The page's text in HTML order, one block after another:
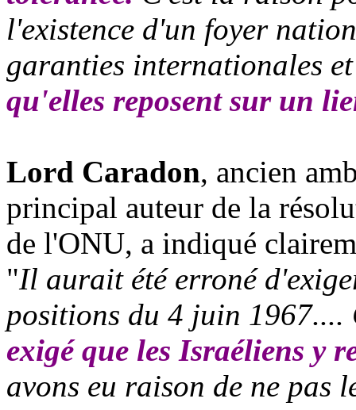
l'existence d'un foyer
garanties internationales
qu'elles reposent sur un
Lord Caradon, ancien
principal auteur de la
de l'ONU, a indiqué
"Il aurait été erroné
positions du 4 juin
exigé que les Israéliens y
avons eu raison de ne pas